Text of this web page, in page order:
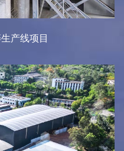
产线项目